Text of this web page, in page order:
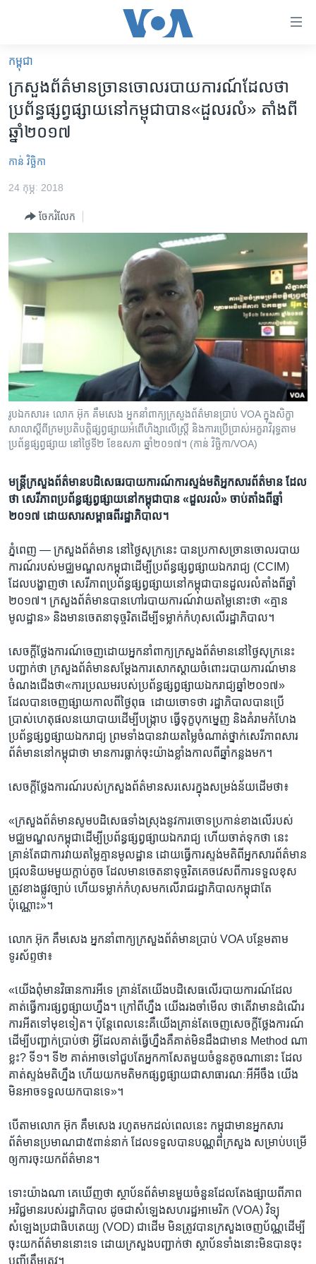
គេហទំព័រ​
ទាក់ទង
រំលង​
និង​
ចូល​
ទំព័រ​
ព័ត៌មាន​​
រំលង​
ចូល​
ទៅ​
ទំព័រ​
ចូល​
ទៅ​
កាន់​
ទំព័រ​
ស្វែង​
កម្ពុជា
អន្តរជាតិ
អាមេរិក
ព្រឹត្តិការណ៍ព័ត៌មាន
វិទ្យុ / ផតខាសថ៍
កម្មវិធីទាំងអស់
បណ្តាញ​សង្គម
ភាសា
កម្ពុជា
ក្រសួង​ព័ត៌មាន​ច្រានចោល​របាយការណ៍​ដែល​ថា​
ប្រព័ន្ធ​ផ្សព្វផ្សាយ​នៅ​កម្ពុជា​បាន​​«ដួលរលំ»​ តាំង​ពី​
ឆ្នាំ​២០១៧
កាន់ វិច្ឆិកា
24 កុម្ភៈ 2018
ចែករំលែក
រូបឯកសារ៖ លោក​ អ៊ុក គឹមសេង​ ​អ្នក​នាំពាក្យ​​ក្រសួង​ព័ត៌មាន​ប្រាប់​ VOA​​ ក្នុង​​សិក្ខា​
សាលា​​ស្តីពីក្រមប្រតិបត្តិផ្សព្វ​ផ្សាយ​អំពើហិង្សាលើស្រ្តី និងការប្រើប្រាស់អក្ខរាវិរុទ្ធតាម
ប្រព័ន្ធផ្សព្វផ្សាយ នៅ​ថ្ងៃទី​២ ខែ​ឧសភា ឆ្នាំ​២០១៧។ (កាន់ វិច្ឆិកា/VOA)
មន្ត្រី​ក្រសួង​ព័ត៌មាន​បដិសេធ​របាយ​ការណ៍​ការស្ទង់​មតិអ្នក​សារ​ព័ត៌មាន ​ដែល​
ថា ​សេរីភាព​ប្រព័ន្ធ​ផ្សព្វផ្សាយ​នៅ​កម្ពុជា​បាន​ ​«ដួលរលំ»​ ​ចាប់​តាំង​ពីឆ្នាំ​
២០១៧​ ​ដោយ​សារ​សម្ពាធ​ពី​រដ្ឋាភិបាល។​
ភ្នំពេញ — ក្រសួង​ព័ត៌មាន​ ​នៅ​ថ្ងៃ​សុក្រ​នេះ​ ​បាន​ប្រកាស​ច្រានចោលរបាយ​
ការណ៍​របស់​មជ្ឈមណ្ឌល​កម្ពុជា​ដើម្បី​ប្រព័ន្ធ​ផ្សព្វផ្សាយ​ឯករាជ្យ​ ​(CCIM)​ ​
ដែល​បង្ហាញ​ថា​ សេរីភាព​ប្រព័ន្ធ​ផ្សព្វផ្សាយ​នៅ​កម្ពុជា​បាន​ដួល​រលំ​តាំង​ពី​ឆ្នាំ​
២០១៧។​ ​ក្រសួង​ព័ត៌មាន​បាន​ហៅ​របាយ​ការណ៍​វាយ​តម្លៃនោះ​ថា​ «គ្មាន​
មូលដ្ឋាន»​ និង​មាន​ចេតនា​ទុច្ចរិត​ដើម្បី​ទម្លាក់​កំហុស​លើ​រដ្ឋាភិបាល។
សេចក្តី​ថ្លែង​ការណ៍​ចេញ​ដោយ​អ្នក​នាំពាក្យក្រសួង​ព័ត៌មាន​នៅ​ថ្ងៃ​សុក្រ​នេះ​
បញ្ជាក់​ថា​ ​ក្រសួងព័ត៌មានសម្ដែងការ​សោកស្ដាយ​ចំពោះ​របាយការណ៍​មាន​
ចំណង​ជើង​ថា​«ការ​ប្រឈម​របស់​ប្រព័ន្ធផ្សព្វ​ផ្សាយ​ឯករាជ្យ​ឆ្នាំ​២០១៧»​ ​
ដែល​បាន​ចេញ​ផ្សាយ​កាល​ពី​ថ្ងៃពុធ​ ​ ដោយចោទ​ថា រដ្ឋា​ភិបាលបាន​ប្រើ​
ប្រាស់​ហេតុផល​នយោបាយ​ដើម្បី​បង្ក្រាប ​ធ្វើទុក្ខ​បុក​ម្នេញ​ ​និង​គំរាម​កំហែង​
ប្រព័ន្ធ​ផ្សព្វ​ផ្សាយ​ឯករាជ្យ​ ​ព្រមទាំង​បានវាយ​តម្លៃ​ចំណាត់​ថ្នាក់​សេរីភាព​សារ​
ព័ត៌មាន​នៅ​កម្ពុជា​ថា​ ​មាន​ការធ្លាក់​ចុះ​យ៉ាងខ្លាំងកាលពី​ឆ្នាំ​កន្លង​មក។​
សេចក្ដី​ថ្លែង​ការណ៍​របស់​ក្រសួង​ព័ត៌មានសរសេរ​ក្នុង​សម្រង់​ន័យ​ដើម​ថា៖​
«ក្រសួង​ព័ត៌មាន​សូមបដិសេធទាំងស្រុង​នូវ​ការ​ចោទ​ប្រកាន់​ខាង​លើ​របស់​
មជ្ឈ​មណ្ឌល​កម្ពុជា​ដើម្បី​ប្រព័ន្ធ​ផ្សព្វផ្សាយ​ឯករាជ្យ​ ​ហើយ​ចាត់​ទុក​ថា​ ​នេះ​
គ្រាន់តែ​ជា​ការ​វាយ​តម្លៃ​គ្មាន​មូលដ្ឋាន​ ​ដោយ​ធ្វើការ​ស្ទង់​មតិពីអ្នក​សារ​ព័ត៌មាន​
ជ្រុល​និយម​មួយ​ក្ដាប់​តូច​ ​ដែល​មាន​ចេតនា​ទុច្ចរិត​គេច​វេស​ពី​ការ​ទទួល​ខុស​
ត្រូវ​ខាងផ្លូវ​ច្បាប់​ ​ហើយ​ទម្លាក់​កំហុស​មក​លើ​រាជរដ្ឋាភិបាល​កម្ពុជា​តែ​
ប៉ុណ្ណោះ»។​
លោក​ ​អ៊ុក គឹមសេង​ ​អ្នក​នាំពាក្យ​ក្រសួង​ព័ត៌មាន​ប្រាប់​ ​VOA​ ​បន្ថែម​តាម​
ទូរស័ព្ទ​ថា៖​
«យើង​ពុំ​មាន​វិធានការ​អី​ទេ​ ​គ្រាន់តែ​យើង​បដិសេធ​លើ​របាយ​ការណ៍​ដែល​
គាត់​ធ្វើការ​ផ្សព្វ​ផ្សាយ​ហ្នឹង។​ ​ក្រៅ​ពី​ហ្នឹង​ យើង​រងចាំ​មើល​ ថា​តើវា​មាន​ដំណើរ
ការ​អី​តទៅ​មុខ​ទៀត។​ ​ប៉ុន្តែ​ពេល​នេះ​គឺ​យើង​គ្រាន់​តែ​ចេញ​សេចក្តីថ្លែង​ការណ៍​
ដើម្បី​បញ្ជាក់​ប្រាប់​ថា​ ​អ្វី​ដែល​គាត់​ធ្វើ​ហ្នឹង​គឺគាត់​មិន​ដឹង​ជាមាន Method ណា​
ខ្លះ?​ ​ទី១។​ ​ទី២​ ​គាត់​អាច​ទៅ​ជួប​តែ​អ្នក​កាសែត​មួយ​ចំនួន​តូច​ណា​នោះ ​ដែល​
គាត់​ស្ទង់​មតិ​ហ្នឹង​ ហើយ​យក​មតិ​មក​ផ្សព្វ​ផ្សាយ​ជា​សាធារណៈ​អី​អីចឹង យើង​
មិន​អាច​ទទួល​យក​បាន​ទេ»។​
​បើតាម​លោក ​អ៊ុក គឹមសេង​ ​រហូត​មក​ដល់​ពេល​នេះ​ ​កម្ពុជា​មាន​អ្នក​សារ​
ព័ត៌មាន​ប្រមាណ​ជា​៥​ពាន់​នាក់​ ​ដែល​ទទួល​បាន​បណ្ណ​ពីក្រសួង​ សម្រាប់​បម្រើ​
ឲ្យ​ការ​ចុះ​យក​ព័ត៌មាន។​
ទោះ​យ៉ាងណា​ គេ​ឃើញ​ថា​ ​ស្ថាប័ន​ព័ត៌មាន​មួយ​ចំនួន​ដែល​តែង​ផ្សាយ​ពីភាព​
អវិជ្ជមាន​របស់​រដ្ឋាភិបាល ​ដូចជា​សំឡេង​សហ​រដ្ឋ​អាមេរិក​ ​(VOA)​ ​វិទ្យុ​
សំឡេង​ប្រជា​ធិបតេយ្យ​ ​(VOD)​ ​ជាដើម​ ​មិន​ត្រូវ​បាន​ក្រសួងចេញ​ប័ណ្ណ​ដើម្បី​
ចុះ​យក​ព័ត៌មាន​នោះ​ទេ​ ​ដោយ​ក្រសួង​បញ្ជាក់​ថា​ ​ស្ថាប័ន​ទាំង​នោះ​មិន​បាន​ចុះ​
បញ្ជី​ត្រឹមត្រូវ។​